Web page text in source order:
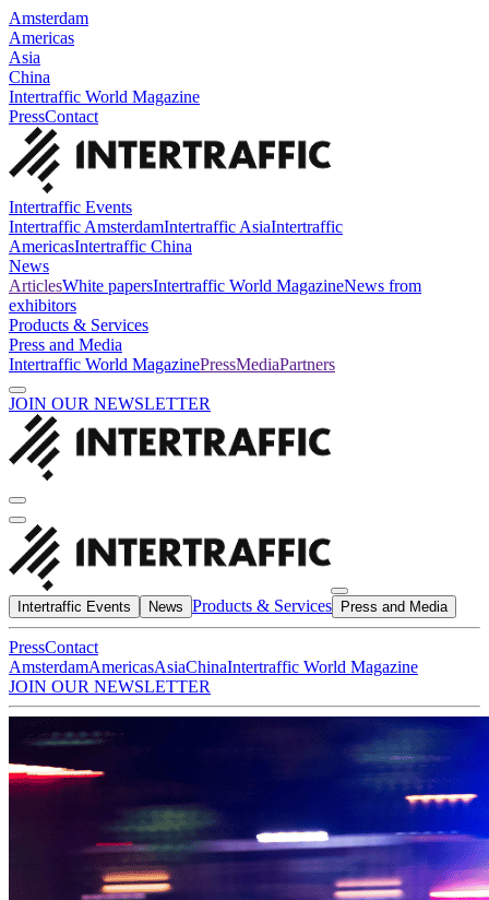
Amsterdam
Americas
Asia
China
Intertraffic World Magazine
PressContact
Intertraffic Events
Intertraffic AmsterdamIntertraffic AsiaIntertraffic
AmericasIntertraffic China
News
ArticlesWhite papersIntertraffic World MagazineNews from
exhibitors
Products & Services
Press and Media
Intertraffic World MagazinePressMediaPartners
JOIN OUR NEWSLETTER
Intertraffic Events News Products & Services Press and Media
PressContact
AmsterdamAmericasAsiaChinaIntertraffic World Magazine
JOIN OUR NEWSLETTER